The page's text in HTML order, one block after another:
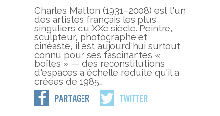
Charles Matton (1931–2008) est l'un
des artistes français les plus
singuliers du XXe siècle. Peintre,
sculpteur, photographe et
cinéaste, il est aujourd'hui surtout
connu pour ses fascinantes «
boîtes » — des reconstitutions
d'espaces à échelle réduite qu'il a
créées de 1985…
Partager Twitter